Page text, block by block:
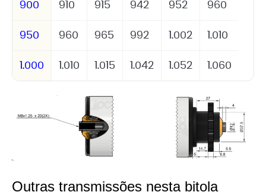
900 910 915 942 952 960
950 960 965 992 1.002 1.010
1.000 1.010 1.015 1.042 1.052 1.060
Outras transmissões nesta bitola